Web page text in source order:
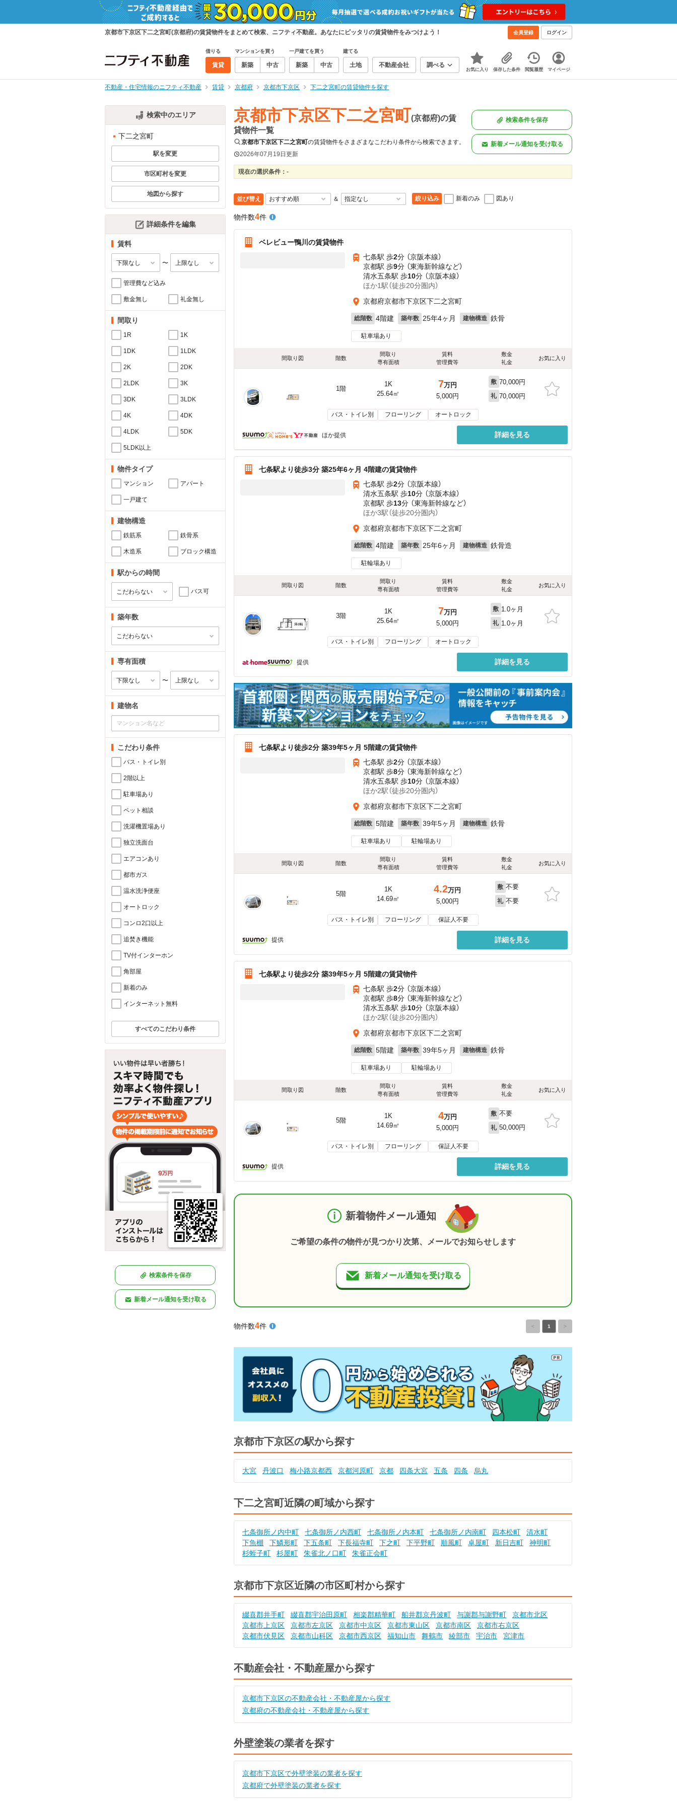
京都市下京区下二之宮町(京都府)の賃貸物件をまとめて検索、ニフティ不動産。あなたにピッタリの賃貸物件をみつけよう！ 会員登録 ログイン
借りる
賃貸
マンションを買う
新築 中古
一戸建てを買う
新築 中古
建てる
土地 不動産会社 調べる
お気に入り 保存した条件 閲覧履歴 マイページ
不動産・住宅情報のニフティ不動産 賃貸 京都府 京都市下京区 下二之宮町の賃貸物件を探す
検索中のエリア
下二之宮町
駅を変更
市区町村を変更
地図から探す
詳細条件を編集
賃料
〜
管理費など込み
敷金無し 礼金無し
間取り
1R 1K
1DK 1LDK
2K 2DK
2LDK 3K
3DK 3LDK
4K 4DK
4LDK 5DK
5LDK以上
物件タイプ
マンション アパート
一戸建て
建物構造
鉄筋系 鉄骨系
木造系 ブロック構造
駅からの時間
バス可
築年数
専有面積
〜
建物名
こだわり条件
バス・トイレ別
2階以上
駐車場あり
ペット相談
洗濯機置場あり
独立洗面台
エアコンあり
都市ガス
温水洗浄便座
オートロック
コンロ2口以上
追焚き機能
TV付インターホン
角部屋
新着のみ
インターネット無料
すべてのこだわり条件
検索条件を保存
新着メール通知を受け取る
京都市下京区下二之宮町(京都府)の賃
貸物件一覧
京都市下京区下二之宮町の賃貸物件をさまざまなこだわり条件から検索できます。
2026年07月19日更新
検索条件を保存
新着メール通知を受け取る
現在の選択条件： -
並び替え ＆ 絞り込み 新着のみ 図あり
物件数4件
ベレビュー鴨川の賃貸物件
七条駅 歩2分 （京阪本線）
京都駅 歩9分 （東海新幹線など）
清水五条駅 歩10分 （京阪本線）
ほか1駅（徒歩20分圏内）
京都府京都市下京区下二之宮町
総階数 4階建 築年数 25年4ヶ月 建物構造 鉄骨
駐車場あり
間取り図 階数
間取り
専有面積
賃料
管理費等
敷金
礼金
お気に入り
1階
1K
25.64㎡
7万円
5,000円
敷 70,000円
礼 70,000円
バス・トイレ別 フローリング オートロック
ほか提供 詳細を見る
七条駅より徒歩3分 築25年6ヶ月 4階建の賃貸物件
七条駅 歩2分 （京阪本線）
清水五条駅 歩10分 （京阪本線）
京都駅 歩13分 （東海新幹線など）
ほか3駅（徒歩20分圏内）
京都府京都市下京区下二之宮町
総階数 4階建 築年数 25年6ヶ月 建物構造 鉄骨造
駐輪場あり
間取り図 階数
間取り
専有面積
賃料
管理費等
敷金
礼金
お気に入り
3階
1K
25.64㎡
7万円
5,000円
敷 1.0ヶ月
礼 1.0ヶ月
バス・トイレ別 フローリング オートロック
提供 詳細を見る
七条駅より徒歩2分 築39年5ヶ月 5階建の賃貸物件
七条駅 歩2分 （京阪本線）
京都駅 歩8分 （東海新幹線など）
清水五条駅 歩10分 （京阪本線）
ほか2駅（徒歩20分圏内）
京都府京都市下京区下二之宮町
総階数 5階建 築年数 39年5ヶ月 建物構造 鉄骨
駐車場あり 駐輪場あり
間取り図 階数
間取り
専有面積
賃料
管理費等
敷金
礼金
お気に入り
5階
1K
14.69㎡
4.2万円
5,000円
敷 不要
礼 不要
バス・トイレ別 フローリング 保証人不要
提供 詳細を見る
七条駅より徒歩2分 築39年5ヶ月 5階建の賃貸物件
七条駅 歩2分 （京阪本線）
京都駅 歩8分 （東海新幹線など）
清水五条駅 歩10分 （京阪本線）
ほか2駅（徒歩20分圏内）
京都府京都市下京区下二之宮町
総階数 5階建 築年数 39年5ヶ月 建物構造 鉄骨
駐車場あり 駐輪場あり
間取り図 階数
間取り
専有面積
賃料
管理費等
敷金
礼金
お気に入り
5階
1K
14.69㎡
4万円
5,000円
敷 不要
礼 50,000円
バス・トイレ別 フローリング 保証人不要
提供 詳細を見る
新着物件メール通知
ご希望の条件の物件が見つかり次第、メールでお知らせします
新着メール通知を受け取る
物件数4件 < 1 >
京都市下京区の駅から探す
大宮 丹波口 梅小路京都西 京都河原町 京都 四条大宮 五条 四条 烏丸
下二之宮町近隣の町域から探す
七条御所ノ内中町 七条御所ノ内西町 七条御所ノ内本町 七条御所ノ内南町 四本松町
清水町
下魚棚
下鱗形町 下五条町 下長福寺町 下之町 下平野町 順風町 卓屋町 新日吉町
神明町
杉蛭子町
杉屋町 朱雀北ノ口町 朱雀正会町
京都市下京区近隣の市区町村から探す
綴喜郡井手町 綴喜郡宇治田原町 相楽郡精華町 船井郡京丹波町 与謝郡与謝野町
京都市北区
京都市上京区
京都市左京区 京都市中京区 京都市東山区 京都市南区
京都市右京区
京都市伏見区
京都市山科区 京都市西京区 福知山市 舞鶴市 綾部市 宇治市 宮津市
不動産会社・不動産屋から探す
京都市下京区の不動産会社・不動産屋から探す
京都府の不動産会社・不動産屋から探す
外壁塗装の業者を探す
京都市下京区で外壁塗装の業者を探す
京都府で外壁塗装の業者を探す